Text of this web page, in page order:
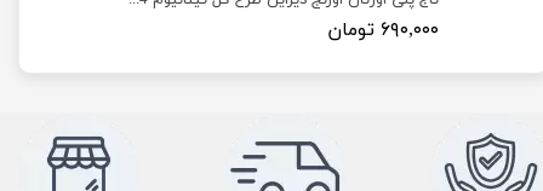
۶۹۰,۰۰۰ تومان